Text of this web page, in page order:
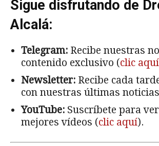
Sigue disfrutando de
Alcalá:
Telegram: Recibe nuestras
contenido exclusivo (clic aquí
Newsletter: Recibe cada
con nuestras últimas
YouTube: Suscríbete para
mejores vídeos (clic aquí).